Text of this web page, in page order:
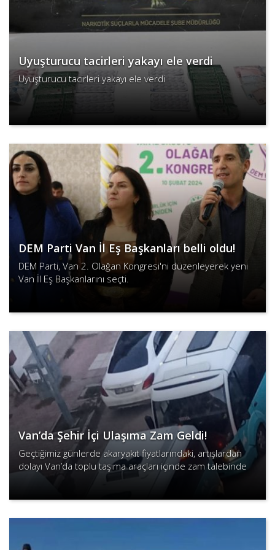
Uyuşturucu tacirleri yakayı ele verdi
Uyuşturucu tacirleri yakayı ele verdi
DEM Parti Van İl Eş Başkanları belli oldu!
DEM Parti, Van 2. Olağan Kongresi'ni düzenleyerek yeni
Van İl Eş Başkanlarını seçti.
Van’da Şehir İçi Ulaşıma Zam Geldi!
Geçtiğimiz günlerde akaryakıt fiyatlarındaki, artışlardan
dolayı Van’da toplu taşıma araçları içinde zam talebinde